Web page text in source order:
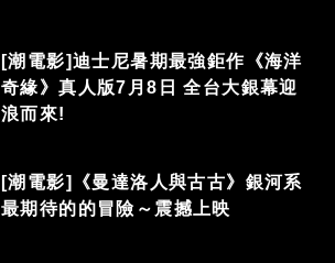
[潮電影]迪士尼暑期最強鉅作《海洋
奇緣》真人版7月8日 全台大銀幕迎
浪而來!
[潮電影]《曼達洛人與古古》銀河系
最期待的的冒險～震撼上映